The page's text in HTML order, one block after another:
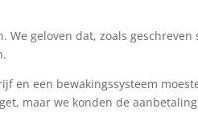
geloven dat, zoals
en een bewakingssysteem
maar we konden de